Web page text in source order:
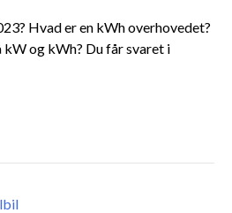
Hvad er en kWh overhovedet?
og kWh? Du får svaret i